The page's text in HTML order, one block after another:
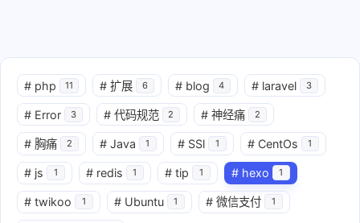
# php 11 # 扩展 6 # blog 4 # laravel 3
# Error 3 # 代码规范 2 # 神经痛 2
# 胸痛 2 # Java 1 # SSl 1 # CentOs 1
# js 1 # redis 1 # tip 1 # hexo 1
# twikoo 1 # Ubuntu 1 # 微信支付 1